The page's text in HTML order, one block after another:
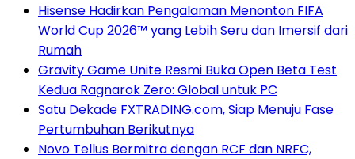
Hisense Hadirkan Pengalaman Menonton FIFA
World Cup 2026™ yang Lebih Seru dan Imersif dari
Rumah
Gravity Game Unite Resmi Buka Open Beta Test
Kedua Ragnarok Zero: Global untuk PC
Satu Dekade FXTRADING.com, Siap Menuju Fase
Pertumbuhan Berikutnya
Novo Tellus Bermitra dengan RCF dan NRFC,